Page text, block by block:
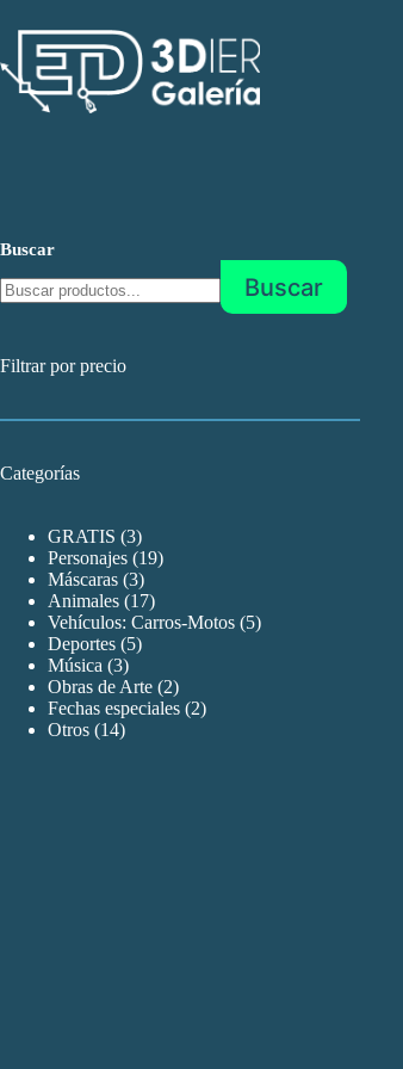
contenido
Buscar
Buscar
Filtrar por precio
Categorías
GRATIS 33
productos
Personajes 1919
Máscaras 33
productos
Animales 1717
productos
Vehículos: Carros-Motos 55
Deportes 55
Música 33
productos
Obras de Arte 22
productos
Fechas especiales 22
Otros 1414